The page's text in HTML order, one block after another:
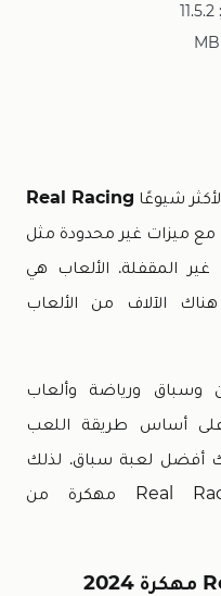
11.5.2
شيوعًا Real Racing
مع ميزات غير محدودة مثل
غير المقفلة. الألعاب هي
الآلاف من الألعاب
ورياضة وألعاب
أساس طريقة اللعب
أفضل لعبة سباق. لذلك
قم بـ تنزيل لعبة Real Racing 3 مهكرة من